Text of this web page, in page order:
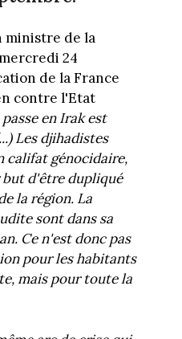
ministre de la
24
de la France
contre l'Etat
passe en Irak est
Les djihadistes
califat génocidaire,
d'être dupliqué
la région. La
sont dans sa
Ce n'est donc pas
pour les habitants
mais pour toute la